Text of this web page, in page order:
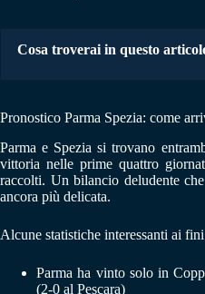
Cosa troverai in questo
Pronostico Parma Spezia: come
Parma e Spezia si trovano
vittoria nelle prime quattro
raccolti. Un bilancio deludente
ancora più delicata.
Alcune statistiche interessanti ai
Parma ha vinto solo in
(2-0 al Pescara)